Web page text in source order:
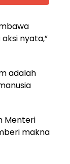
nyata,”
adalah
Menteri
makna